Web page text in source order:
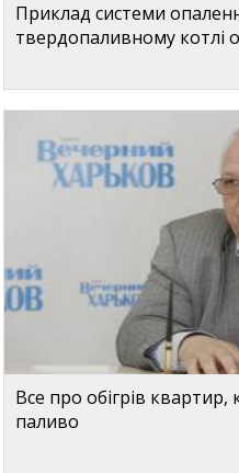
Приклад системи
твердопаливному котлі
Все про обігрів
паливо